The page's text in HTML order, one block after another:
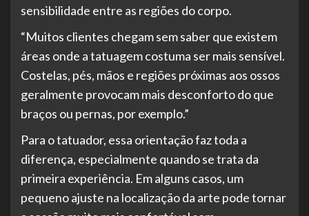
sensibilidade entre as regiões do corpo.
“Muitos clientes chegam sem saber que existem
áreas onde a tatuagem costuma ser mais sensível.
Costelas, pés, mãos e regiões próximas aos ossos
geralmente provocam mais desconforto do que
braços ou pernas, por exemplo.”
Para o tatuador, essa orientação faz toda a
diferença, especialmente quando se trata da
primeira experiência. Em alguns casos, um
pequeno ajuste na localização da arte pode tornar